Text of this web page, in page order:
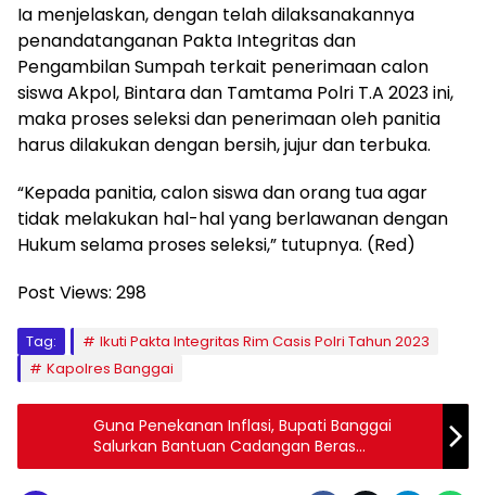
Ia menjelaskan, dengan telah dilaksanakannya
penandatanganan Pakta Integritas dan
Pengambilan Sumpah terkait penerimaan calon
siswa Akpol, Bintara dan Tamtama Polri T.A 2023 ini,
maka proses seleksi dan penerimaan oleh panitia
harus dilakukan dengan bersih, jujur dan terbuka.
“Kepada panitia, calon siswa dan orang tua agar
tidak melakukan hal-hal yang berlawanan dengan
Hukum selama proses seleksi,” tutupnya. (Red)
Post Views: 298
Tag:
Ikuti Pakta Integritas Rim Casis Polri Tahun 2023
Kapolres Banggai
Guna Penekanan Inflasi, Bupati Banggai
Salurkan Bantuan Cadangan Beras
Pemerintah dan Bansos di Kecamatan